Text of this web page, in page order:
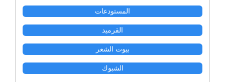
المستودعات
القرميد
بيوت الشعر
الشبوك